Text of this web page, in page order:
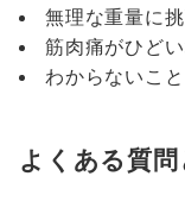
無理な重量に
筋肉痛がひど
わからないこ
よくある質